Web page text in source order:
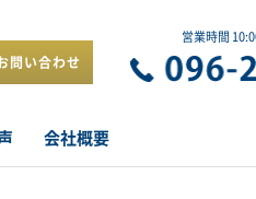
問い合わせ
営業時間
会社概要